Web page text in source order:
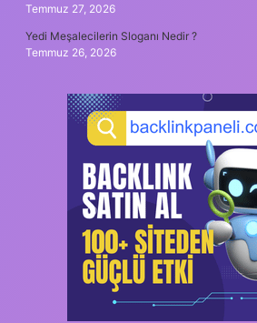
Temmuz 27, 2026
Yedi Meşalecilerin Sloganı Nedir ?
Temmuz 26, 2026